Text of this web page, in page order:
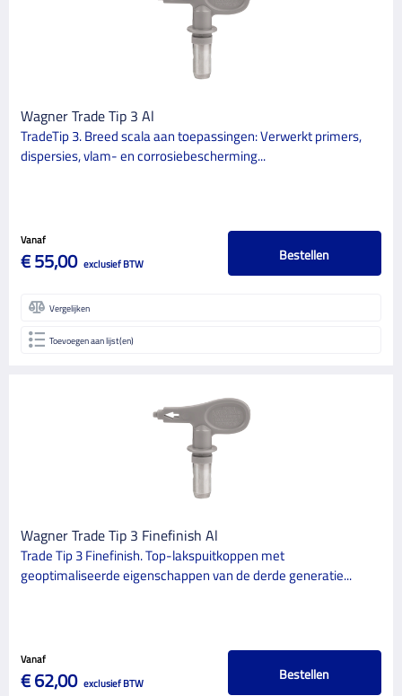
Wagner Trade Tip 3 Al
TradeTip 3. Breed scala aan toepassingen: Verwerkt primers,
dispersies, vlam- en corrosiebescherming...
Vanaf
€ 55,00 exclusief BTW Bestellen
Vergelijken
Toevoegen aan lijst(en)
Wagner Trade Tip 3 Finefinish Al
Trade Tip 3 Finefinish. Top-lakspuitkoppen met
geoptimaliseerde eigenschappen van de derde generatie...
Vanaf
€ 62,00 exclusief BTW Bestellen